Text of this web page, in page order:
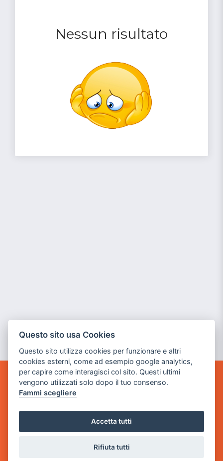
Nessun risultato
GAME WARP
BY POWER GAME SRL
via Villaggio dei Platani, 3
Questo sito usa Cookies
Questo sito utilizza cookies per funzionare e altri
cookies esterni, come ad esempio google analytics,
per capire come interagisci col sito. Questi ultimi
vengono utilizzati solo dopo il tuo consenso.
Fammi scegliere
Accetta tutti
Rifiuta tutti